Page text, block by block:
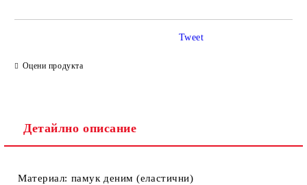
Оцени продукта
Tweet
Детайлно описание
Материал: памук деним (еластични)